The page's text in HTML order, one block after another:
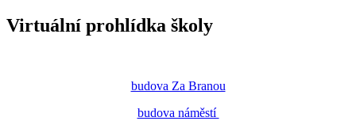
Virtuální prohlídka školy
budova Za Branou
budova náměstí